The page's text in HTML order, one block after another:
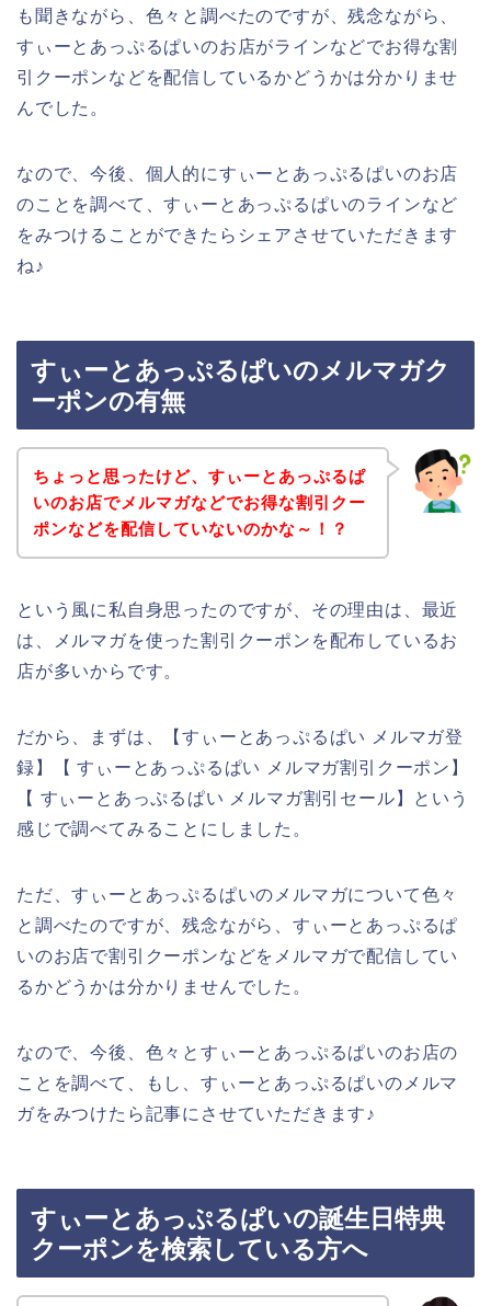
も聞きながら、色々と調べたのですが、残念ながら、
すぃーとあっぷるぱいのお店がラインなどでお得な割
引クーポンなどを配信しているかどうかは分かりませ
んでした。
なので、今後、個人的にすぃーとあっぷるぱいのお店
のことを調べて、すぃーとあっぷるぱいのラインなど
をみつけることができたらシェアさせていただきます
ね♪
すぃーとあっぷるぱいのメルマガク
ーポンの有無
ちょっと思ったけど、すぃーとあっぷるぱ
いのお店でメルマガなどでお得な割引クー
ポンなどを配信していないのかな～！？
という風に私自身思ったのですが、その理由は、最近
は、メルマガを使った割引クーポンを配布しているお
店が多いからです。
だから、まずは、【すぃーとあっぷるぱい メルマガ登
録】【 すぃーとあっぷるぱい メルマガ割引クーポン】
【 すぃーとあっぷるぱい メルマガ割引セール】という
感じで調べてみることにしました。
ただ、すぃーとあっぷるぱいのメルマガについて色々
と調べたのですが、残念ながら、すぃーとあっぷるぱ
いのお店で割引クーポンなどをメルマガで配信してい
るかどうかは分かりませんでした。
なので、今後、色々とすぃーとあっぷるぱいのお店の
ことを調べて、もし、すぃーとあっぷるぱいのメルマ
ガをみつけたら記事にさせていただきます♪
すぃーとあっぷるぱいの誕生日特典
クーポンを検索している方へ